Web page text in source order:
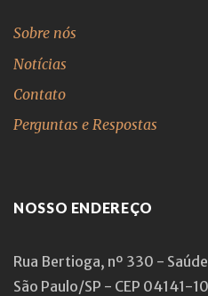
Sobre nós
Notícias
Contato
Perguntas e Respostas
NOSSO ENDEREÇO
Rua Bertioga, nº 330 - Saúde
São Paulo/SP - CEP 04141-